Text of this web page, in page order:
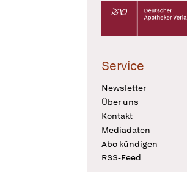
Deutscher
Service
Newsletter
Über uns
Kontakt
Mediadaten
Abo kündigen
RSS-Feed